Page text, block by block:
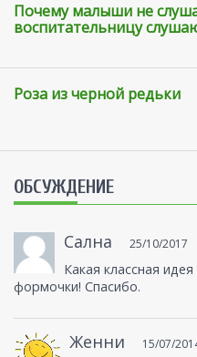
Почему малыши не
воспитательницу
Роза из черной редьки
ОБСУЖДЕНИЕ
Сална 25/10/2017
Какая классная
формочки! Спасибо.
Женни 15/07/